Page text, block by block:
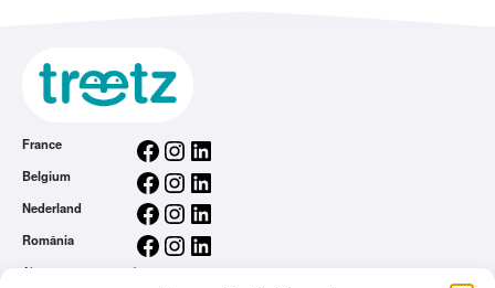
France Facebook Instagram LinkedIn
Belgium Facebook Instagram LinkedIn
Nederland Facebook Instagram LinkedIn
România Facebook Instagram LinkedIn
Algemene voorwaarden